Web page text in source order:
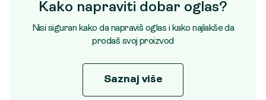
Kako napraviti dobar oglas?
Nisi siguran kako da napraviš oglas i kako najlakše da
prodaš svoj proizvod
Saznaj više